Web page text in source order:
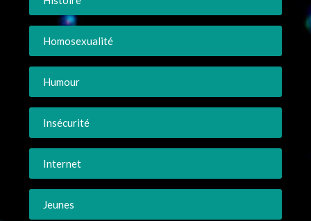
Homosexualité
Humour
Insécurité
Internet
Jeunes